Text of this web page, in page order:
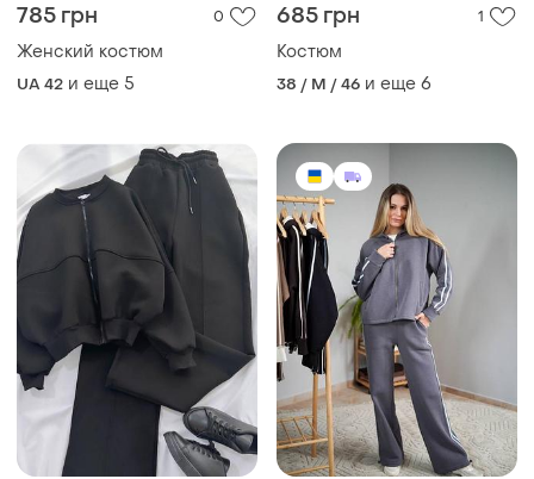
785 грн 0
Женский костюм
UA 42 и еще 5
685 грн 1
Костюм
38 / M / 46 и еще 6